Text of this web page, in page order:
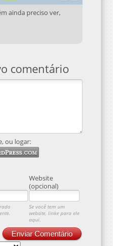
ainda preciso ver,
comentário
ou logar:
Website
(opcional)
Se você tem um
website, linke para ele
aqui.
Enviar Comentário